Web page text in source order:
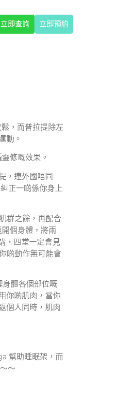
立即查詢 立即預約
，而普拉提除左
動。
修嘅效果。
，連外國唔同
正一啲係你身上
群之餘，再配合
個身體，將兩
，四堂一定會見
啲動作無可能會
體各個部位嘅
你啲肌肉，當你
個人同時，肌肉
幫助睡眠架，而
～